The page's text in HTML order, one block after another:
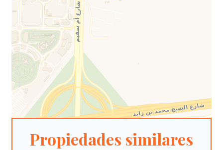
Propiedades similares